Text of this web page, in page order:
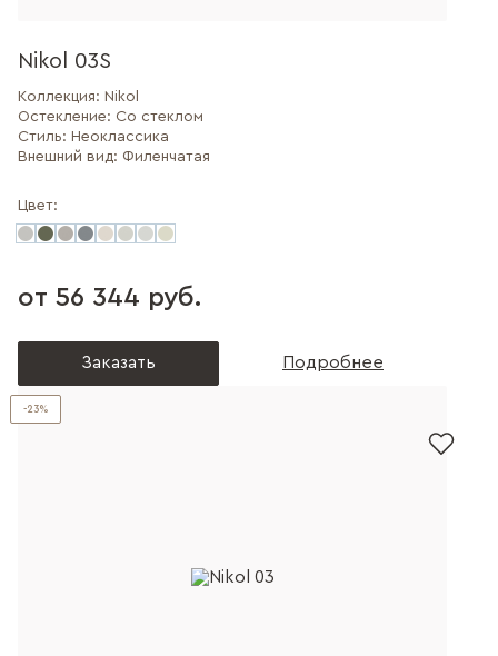
Nikol 03S
Коллекция: Nikol
Остекление: Со стеклом
Стиль: Неоклассика
Внешний вид: Филенчатая
Цвет:
от 56 344 руб.
Заказать Подробнее
-23%